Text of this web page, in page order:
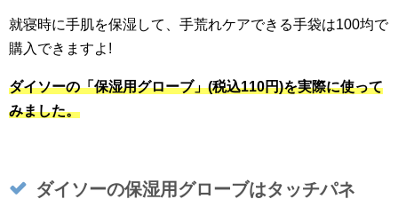
就寝時に手肌を保湿して、手荒れケアできる手袋は100均で
購入できますよ!
ダイソーの「保湿用グローブ」(税込110円)を実際に使って
みました。
ダイソーの保湿用グローブはタッチパネ